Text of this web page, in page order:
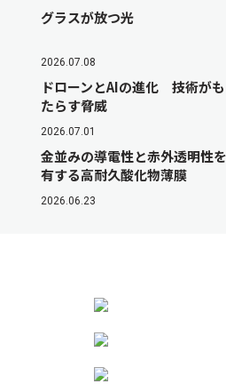
グラスが放つ光
2026.07.08
ドローンとAIの進化 技術がも
たらす脅威
2026.07.01
金並みの導電性と赤外透明性を
有する高耐久酸化物薄膜
2026.06.23